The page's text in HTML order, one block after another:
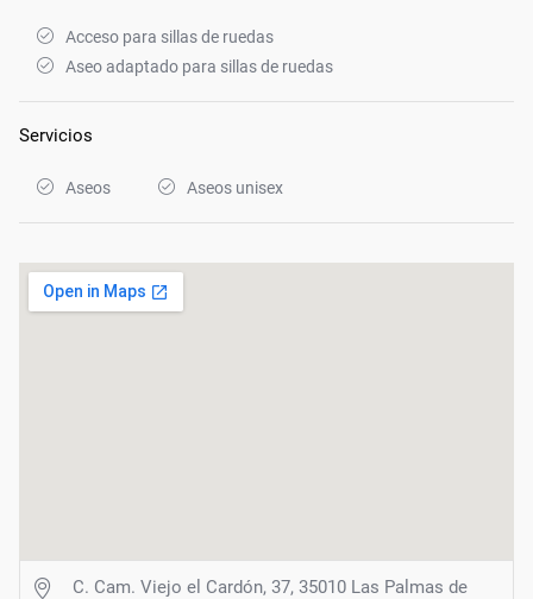
Acceso para sillas de ruedas
Aseo adaptado para sillas de ruedas
Servicios
Aseos Aseos unisex
C. Cam. Viejo el Cardón, 37, 35010 Las Palmas de